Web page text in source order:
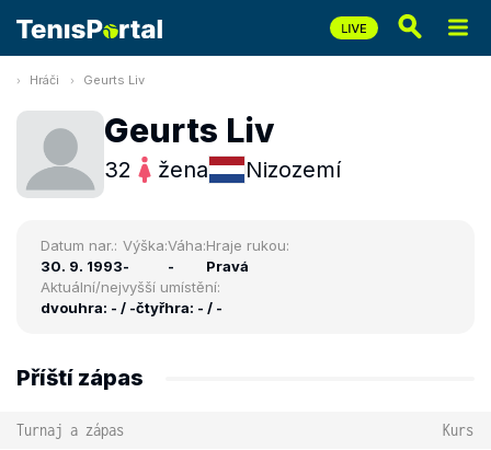
Hráči Geurts Liv
Geurts Liv
32 žena Nizozemí
Datum nar.:
30. 9. 1993
Výška:
-
Váha:
-
Hraje rukou:
Pravá
Aktuální/nejvyšší umístění:
dvouhra: - / -čtyřhra: - / -
Příští zápas
Turnaj a zápas Kurs